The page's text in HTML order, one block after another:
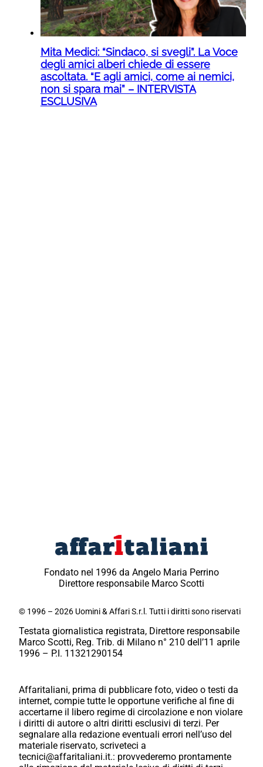
Mita Medici: “Sindaco, si svegli”. La Voce
degli amici alberi chiede di essere
ascoltata. “E agli amici, come ai nemici,
non si spara mai” – INTERVISTA
ESCLUSIVA
Fondato nel 1996 da Angelo Maria Perrino
Direttore responsabile Marco Scotti
© 1996 – 2026 Uomini & Affari S.r.l. Tutti i diritti sono riservati
Testata giornalistica registrata, Direttore responsabile
Marco Scotti, Reg. Trib. di Milano n° 210 dell’11 aprile
1996 – P.I. 11321290154
Affaritaliani, prima di pubblicare foto, video o testi da
internet, compie tutte le opportune verifiche al fine di
accertarne il libero regime di circolazione e non violare
i diritti di autore o altri diritti esclusivi di terzi. Per
segnalare alla redazione eventuali errori nell’uso del
materiale riservato, scriveteci a
tecnici@affaritaliani.it.: provvederemo prontamente